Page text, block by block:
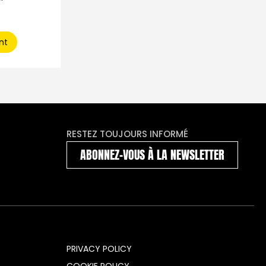
RESTEZ TOUJOURS INFORMÉ
ABONNEZ-VOUS À LA NEWSLETTER
PRIVACY POLICY